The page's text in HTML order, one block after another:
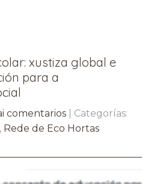
xustiza global e
para a
comentarios
| Categorías:
, Rede de Eco Hortas